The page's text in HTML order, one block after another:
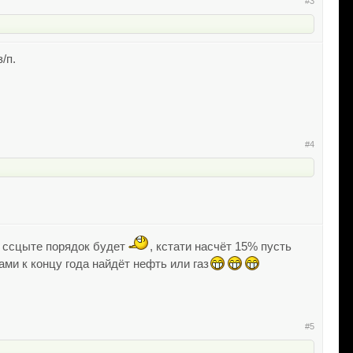
п.
#4
порядок будет
, кстати насчёт 15% пусть
к концу года найдёт нефть или газ
#5